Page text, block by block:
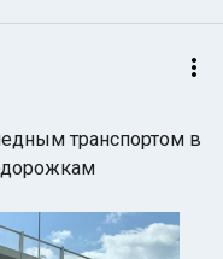
транспортом в